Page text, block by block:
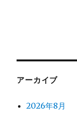
アーカイブ
2026年8月